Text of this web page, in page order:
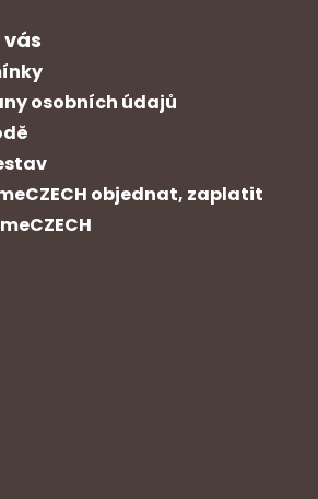
osobních údajů
objednat, zaplatit